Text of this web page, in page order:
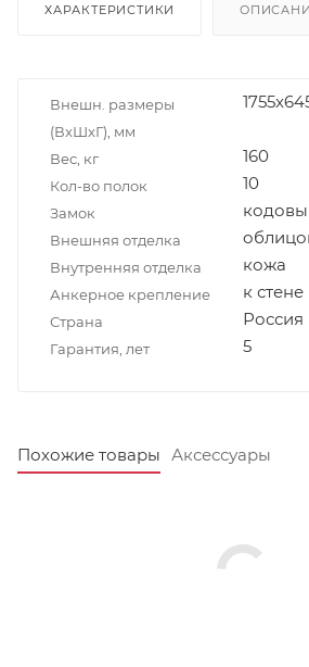
ХАРАКТЕРИСТИКИ
Внешн. размеры
(ВxШxГ), мм
Вес, кг 160
Кол-во полок 10
Замок
Внешняя отделка
Внутренняя отделка кожа
Анкерное крепление к стене
Страна Россия
Гарантия, лет 5
Похожие товары Аксессуары